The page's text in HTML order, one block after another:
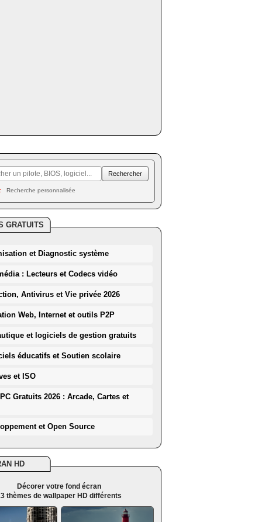
Recherche personnalisée
GRATUITS
et Diagnostic système
: Lecteurs et Codecs vidéo
Antivirus et Vie privée 2026
Web, Internet et outils P2P
et logiciels de gestion gratuits
éducatifs et Soutien scolaire
et ISO
Gratuits 2026 : Arcade, Cartes et
et Open Source
HD
Décorer votre fond écran
thèmes de wallpaper HD différents